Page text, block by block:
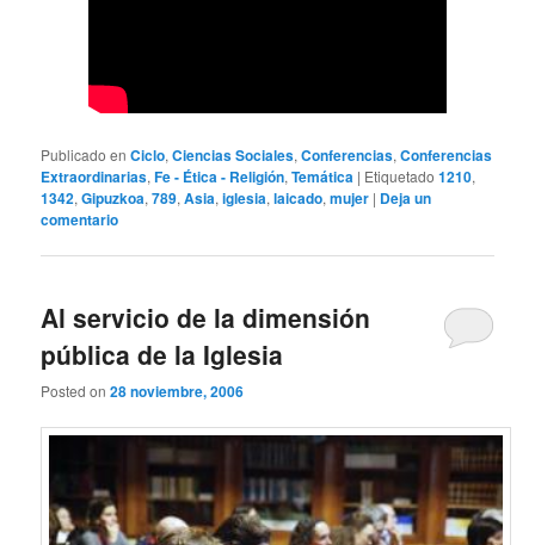
Publicado en Ciclo,Ciencias Sociales,Conferencias,Conferencias
Extraordinarias,Fe - Ética - Religión,Temática | Etiquetado 1210,
1342,Gipuzkoa,789,Asia,iglesia,laicado,mujer | Deja un
comentario
Al servicio de la dimensión
pública de la Iglesia
Posted on28 noviembre, 2006